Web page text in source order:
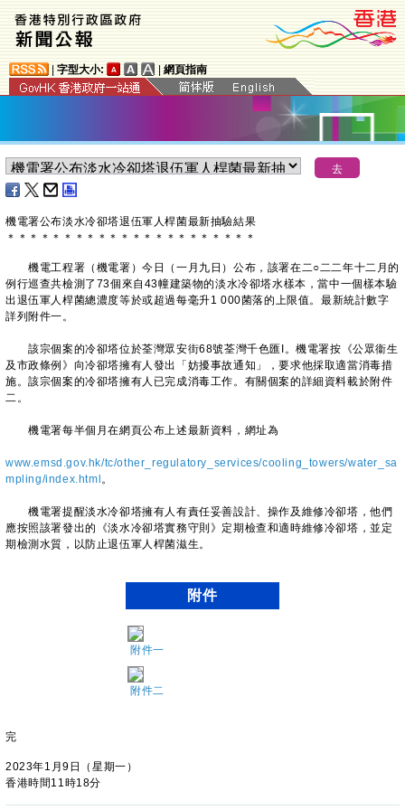
字型大小: 網頁指南
​機電署公布淡水冷卻塔退伍軍人桿菌最新抽驗結果
＊ ＊ ＊ ＊ ＊ ＊ ＊ ＊ ＊ ＊ ＊ ＊ ＊ ＊ ＊ ＊ ＊ ＊ ＊ ＊ ＊ ＊
機電工程署（機電署）今日（一月九日）公布，該署在二○二二年十二月的
例行巡查共檢測了73個來自43幢建築物的淡水冷卻塔水樣本，當中一個樣本驗
出退伍軍人桿菌總濃度等於或超過每毫升1 000菌落的上限值。最新統計數字
詳列附件一。
該宗個案的冷卻塔位於荃灣眾安街68號荃灣千色匯I。機電署按《公眾衞生
及市政條例》向冷卻塔擁有人發出「妨擾事故通知」，要求他採取適當消毒措
施。該宗個案的冷卻塔擁有人已完成消毒工作。有關個案的詳細資料載於附件
二。
機電署每半個月在網頁公布上述最新資料，網址為
www.emsd .gov.hk/tc/other_regulatory_services/cooling_towers/water_sa
mpling/index.html 。
機電署提醒淡水冷卻塔擁有人有責任妥善設計、操作及維修冷卻塔，他們
應按照該署發出的《淡水冷卻塔實務守則》定期檢查和適時維修冷卻塔，並定
期檢測水質，以防止退伍軍人桿菌滋生。
附件
附件一
附件二
完
2023年1月9日（星期一）
香港時間11時18分